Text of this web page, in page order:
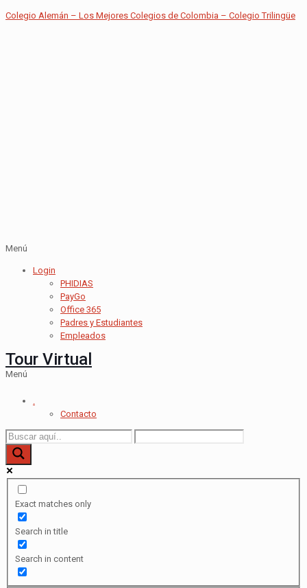
Colegio Alemán – Los Mejores Colegios de Colombia – Colegio Trilingüe
Menú
Login
PHIDIAS
PayGo
Office 365
Padres y Estudiantes
Empleados
Tour Virtual
Menú
.
Contacto
Exact matches only
Search in title
Search in content